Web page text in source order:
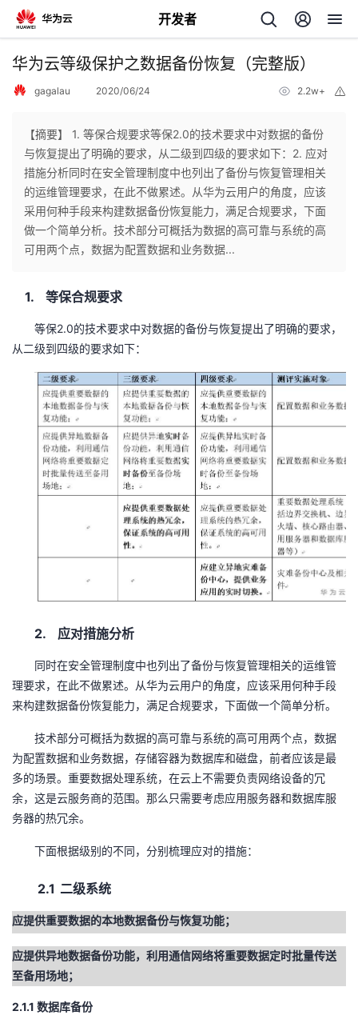
开发者
返
个
人
我
发
我
动
关
注
的
发
者
我
的
课
我
的
我
我
Programs
的
支
我
的
术
我
云
华为云等级保护之数据备份恢复（完整版）
gagalau 2020/06/24 2.2w+
【摘要】 1. 等保合规要求等保2.0的技术要求中对数据的备份
与恢复提出了明确的要求，从二级到四级的要求如下：2. 应对
措施分析同时在安全管理制度中也列出了备份与恢复管理相关
的运维管理要求，在此不做累述。从华为云用户的角度，应该
采用何种手段来构建数据备份恢复能力，满足合规要求，下面
做一个简单分析。技术部分可概括为数据的高可靠与系统的高
可用两个点，数据为配置数据和业务数据...
1. 等保合规要求
等保2.0的技术要求中对数据的备份与恢复提出了明确的要求，
从二级到四级的要求如下：
2. 应对措施分析
同时在安全管理制度中也列出了备份与恢复管理相关的运维管
理要求，在此不做累述。从华为云用户的角度，应该采用何种手段
来构建数据备份恢复能力，满足合规要求，下面做一个简单分析。
技术部分可概括为数据的高可靠与系统的高可用两个点，数据
为配置数据和业务数据，存储容器为数据库和磁盘，前者应该是最
多的场景。重要数据处理系统，在云上不需要负责网络设备的冗
余，这是云服务商的范围。那么只需要考虑应用服务器和数据库服
务器的热冗余。
下面根据级别的不同，分别梳理应对的措施：
2.1 二级系统
应提供重要数据的本地数据备份与恢复功能；
应提供异地数据备份功能，利用通信网络将重要数据定时批量传送
至备用场地；
2.1.1 数据库备份